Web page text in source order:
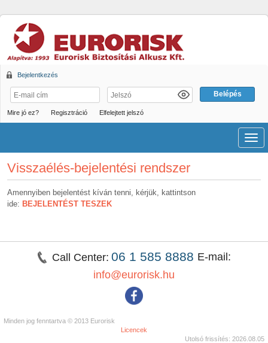
Bejelentkezés
Mire jó ez? Regisztráció Elfelejtett jelszó
Visszaélés-bejelentési rendszer
Amennyiben bejelentést kíván tenni, kérjük, kattintson
ide: BEJELENTÉST TESZEK
Call Center: 06 1 585 8888 E-mail:
info@eurorisk.hu
Minden jog fenntartva © 2013 Eurorisk
Licencek
Utolsó frissítés: 2026.08.05